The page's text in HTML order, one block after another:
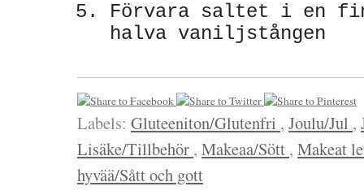
Förvara saltet i en fin
halva vaniljstången
Labels: Gluteeniton/Glutenfri , Joulu/Jul ,
Lisäke/Tillbehör , Makeaa/Sött , Makeat
hyvää/Sått och gott